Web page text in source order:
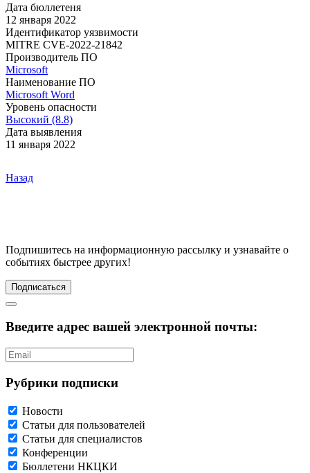
Дата бюллетеня
12 января 2022
Идентификатор уязвимости
MITRE CVE-2022-21842
Производитель ПО
Microsoft
Наименование ПО
Microsoft Word
Уровень опасности
Высокий (8.8)
Дата выявления
11 января 2022
Назад
Подпишитесь на информационную рассылку и узнавайте о
событиях быстрее других!
Подписаться
Введите адрес вашей электронной почты:
Рубрики подписки
Новости
Статьи для пользователей
Статьи для специалистов
Конференции
Бюллетени НКЦКИ